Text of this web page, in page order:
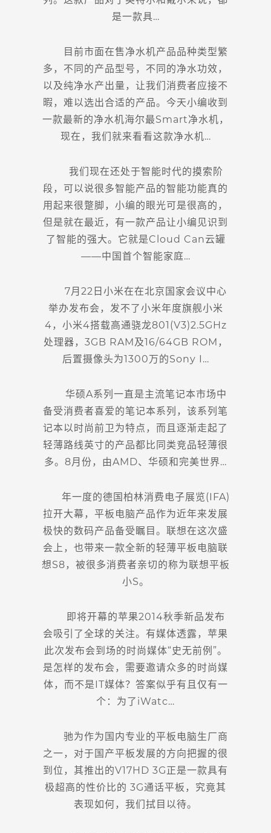
是一款具…
目前市面在售净水机产品品种类型繁
多，不同的产品型号，不同的净水功效，
以及纯净水产出量，让我们消费者应接不
暇，难以选出合适的产品。今天小编收到
一款最新的净水机海尔最Smart净水机，
现在，我们就来看看这款净水机…
我们现在还处于智能时代的摸索阶
段，可以说很多智能产品的智能功能真的
用起来很蹩脚，小编的眼光可是很高的，
但是就在最近，有一款产品让小编见识到
了智能的强大。它就是Cloud Can云罐
——中国首个智能家庭…
7月22日小米在在北京国家会议中心
举办发布会，发不了小米年度旗舰小米
4，小米4搭载高通骁龙801(V3)2.5GHz
处理器，3GB RAM及16/64GB ROM，
后置摄像头为1300万的Sony I…
华硕A系列一直是主流笔记本市场中
备受消费者喜爱的笔记本系列，该系列笔
记本以时尚前卫为特点，而且逐渐走起了
轻薄路线英寸的产品都比同类竞品轻薄很
多。8月份，由AMD、华硕和完美世界…
年一度的德国柏林消费电子展览(IFA)
拉开大幕，平板电脑产品作为近年来发展
极快的数码产品备受瞩目。联想在这次盛
会上，也带来一款全新的轻薄平板电脑联
想S8，被很多消费者亲切的称为联想平板
小S。
即将开幕的苹果2014秋季新品发布
会吸引了全球的关注。有媒体透露，苹果
此次发布会到场的时尚媒体“史无前例”。
是怎样的发布会，需要邀请众多的时尚媒
体，而不是IT媒体？答案似乎有且仅有一
个：为了iWatc…
驰为作为国内专业的平板电脑生厂商
之一，对于国产平板发展的方向把握的很
到位，其推出的V17HD 3G正是一款具有
极超高的性价比的 3G通话平板，究竟其
表现如何，我们拭目以待。